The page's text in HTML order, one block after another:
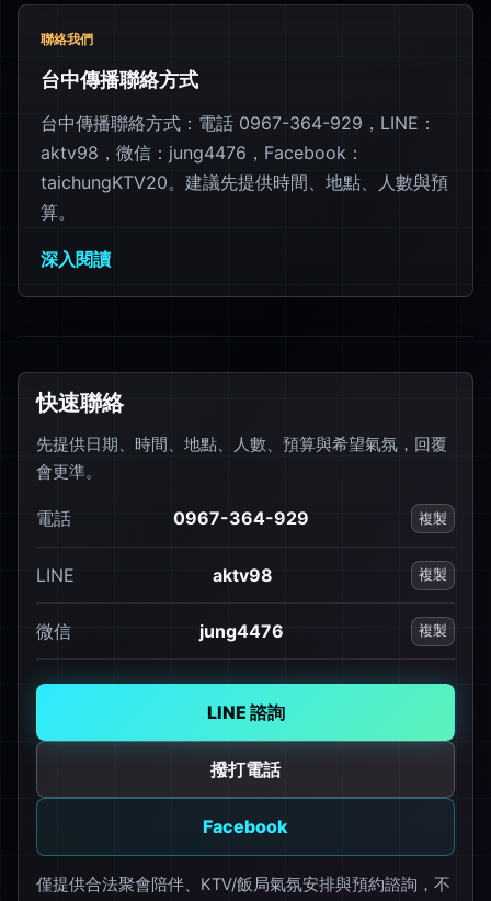
聯絡我們
台中傳播聯絡方式
台中傳播聯絡方式：電話 0967-364-929，LINE：
aktv98，微信：jung4476，Facebook：
taichungKTV20。建議先提供時間、地點、人數與預
算。
深入閱讀
快速聯絡
先提供日期、時間、地點、人數、預算與希望氣氛，回覆
會更準。
電話 0967-364-929 複製
LINE aktv98 複製
微信 jung4476 複製
LINE 諮詢
撥打電話
Facebook
僅提供合法聚會陪伴、KTV/飯局氣氛安排與預約諮詢，不